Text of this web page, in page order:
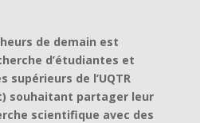
de demain est
d’étudiantes et
supérieurs de l’UQTR
souhaitant partager leur
scientifique avec des